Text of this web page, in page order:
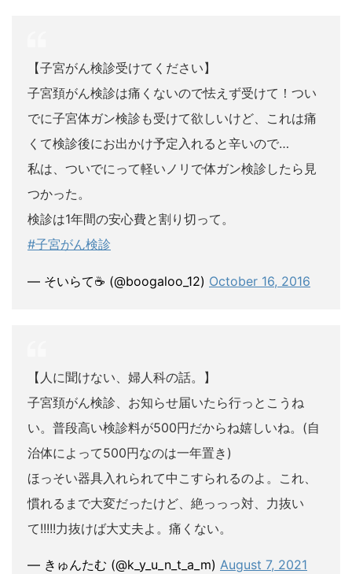
【子宮がん検診受けてください】
子宮頚がん検診は痛くないので怯えず受けて！つい
でに子宮体ガン検診も受けて欲しいけど、これは痛
くて検診後にお出かけ予定入れると辛いので…
私は、ついでにって軽いノリで体ガン検診したら見
つかった。
検診は1年間の安心費と割り切って。
#子宮がん検診
— そいらて☕ (@boogaloo_12) October 16, 2016
【人に聞けない、婦人科の話。】
子宮頚がん検診、お知らせ届いたら行っとこうね
い。普段高い検診料が500円だからね嬉しいね。(自
治体によって500円なのは一年置き)
ほっそい器具入れられて中こすられるのよ。これ、
慣れるまで大変だったけど、絶っっっ対、力抜い
て!!!!!力抜けば大丈夫よ。痛くない。
— きゅんたむ (@k_y_u_n_t_a_m) August 7, 2021